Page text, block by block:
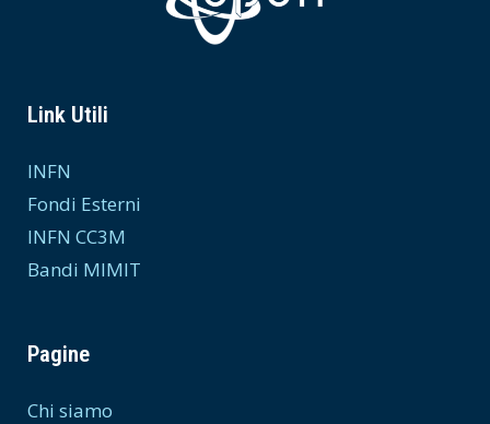
Link Utili
INFN
Fondi Esterni
INFN CC3M
Bandi MIMIT
Pagine
Chi siamo